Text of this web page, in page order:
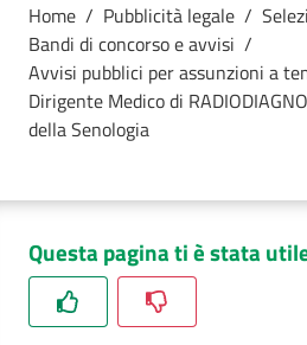
Azienda
Servizi
Luoghi di
cura
Home / Pubblicità legale /
Bandi di concorso e avvisi /
Avvisi pubblici per assunzioni a
Dirigente Medico di
della Senologia
Questa pagina ti è stata